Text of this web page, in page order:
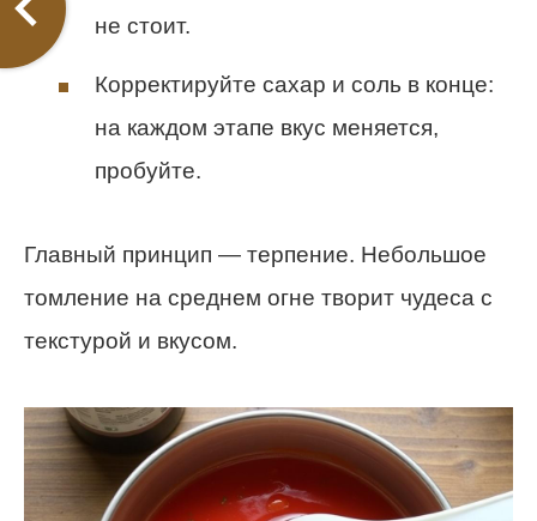
не стоит.
Корректируйте сахар и соль в конце:
на каждом этапе вкус меняется,
пробуйте.
Главный принцип — терпение. Небольшое
томление на среднем огне творит чудеса с
текстурой и вкусом.